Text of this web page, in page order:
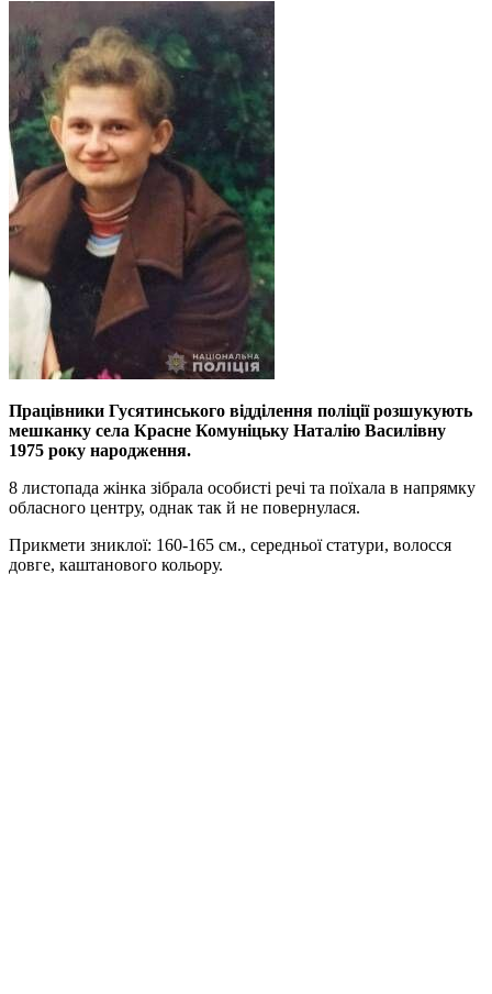
Працівники Гусятинського відділення поліції розшукують
мешканку села Красне Комуніцьку Наталію Василівну
1975 року народження.
8 листопада жінка зібрала особисті речі та поїхала в напрямку
обласного центру, однак так й не повернулася.
Прикмети зниклої: 160-165 см., середньої статури, волосся
довге, каштанового кольору.